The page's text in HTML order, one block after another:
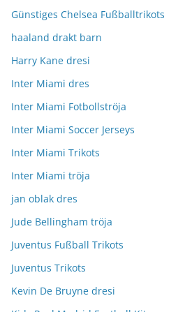
Günstiges Chelsea Fußballtrikots
haaland drakt barn
Harry Kane dresi
Inter Miami dres
Inter Miami Fotbollströja
Inter Miami Soccer Jerseys
Inter Miami Trikots
Inter Miami tröja
jan oblak dres
Jude Bellingham tröja
Juventus Fußball Trikots
Juventus Trikots
Kevin De Bruyne dresi